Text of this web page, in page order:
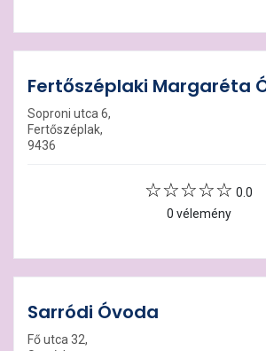
Fertőszéplaki Margaréta
Soproni utca 6,
Fertőszéplak,
9436
0.0
0 vélemény
Sarródi Óvoda
Fő utca 32,